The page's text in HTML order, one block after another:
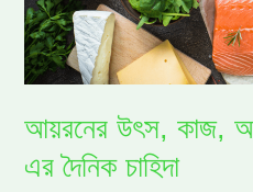
আয়রনের উৎস, কাজ,
এর দৈনিক চাহিদা
দৈনিক
চাহিদা